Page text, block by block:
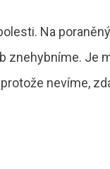
Na
znehybníme. Je
nevíme,